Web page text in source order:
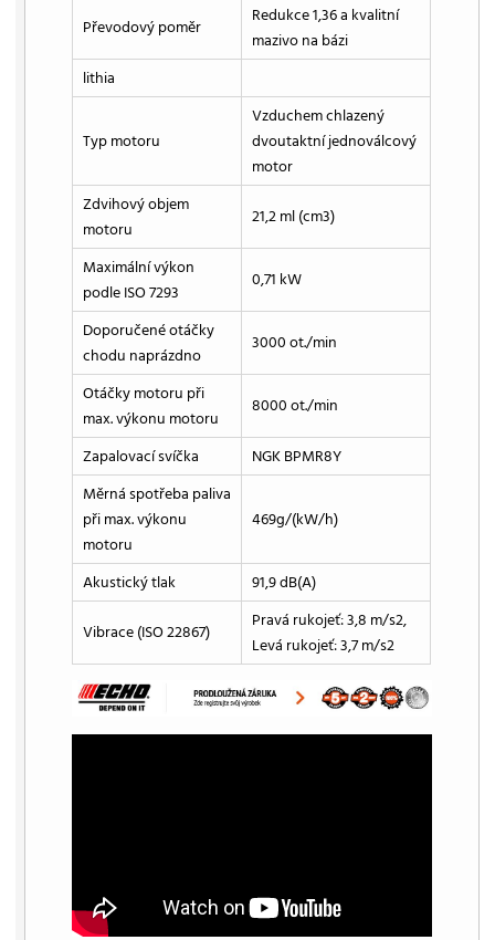
Převodový poměr
Redukce 1,36 a kvalitní
mazivo na bázi
lithia
Typ motoru
Vzduchem chlazený
dvoutaktní jednoválcový
motor
Zdvihový objem
motoru
21,2 ml (cm3)
Maximální výkon
podle ISO 7293
0,71 kW
Doporučené otáčky
chodu naprázdno
3000 ot./min
Otáčky motoru při
max. výkonu motoru
8000 ot./min
Zapalovací svíčka
NGK BPMR8Y
Měrná spotřeba paliva
při max. výkonu
motoru
469g/(kW/h)
Akustický tlak
91,9 dB(A)
Vibrace (ISO 22867)
Pravá rukojeť: 3,8 m/s2,
Levá rukojeť: 3,7 m/s2